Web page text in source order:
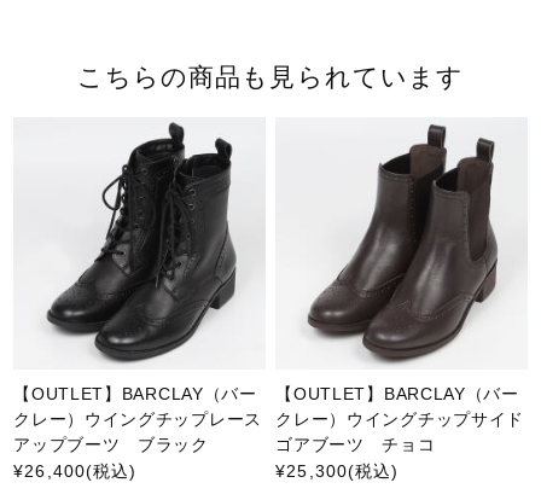
こちらの商品も見られています
【OUTLET】BARCLAY（バー
クレー）ウイングチップレース
アップブーツ ブラック
¥26,400(税込)
【OUTLET】BARCLAY（バー
クレー）ウイングチップサイド
ゴアブーツ チョコ
¥25,300(税込)